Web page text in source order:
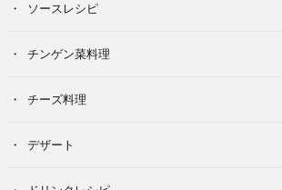
ソースレシピ
チンゲン菜料理
チーズ料理
デザート